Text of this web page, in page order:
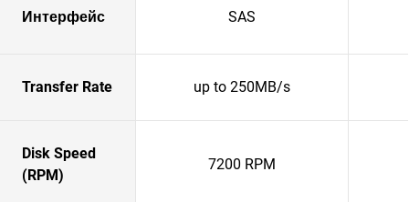
Интерфейс SAS
Transfer Rate up to 250MB/s
Disk Speed
(RPM)
7200 RPM